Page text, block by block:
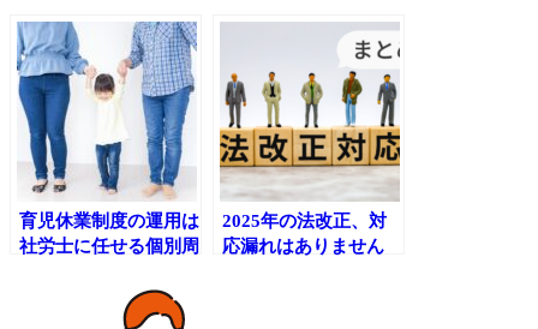
育児休業制度の運用は
社労士に任せる個別周
2025年の法改正、対
応漏れはありません